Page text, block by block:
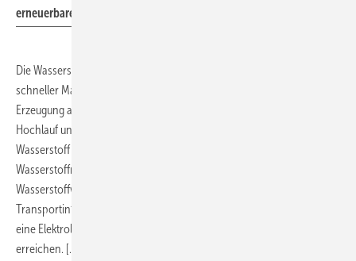
erneuerbarer Energien haben.
Die Wasserstoffstrategie wird 2022 fortgeschrieben. Ziel ist ein
schneller Markthochlauf. Erste Priorität hat die einheimische
Erzeugung auf Basis Erneuerbarer Energien. Für einen schnellen
Hochlauf und bis zu einer günstigen Versorgung mit grünem
Wasserstoff setzen wir auf eine technologieoffene Ausgestaltung der
Wasserstoffregulatorik. Wir wollen den Aufbau einer leistungsfähigen
Wasserstoffwirtschaft und die dafür notwendige Import- und
Transportinfrastruktur möglichst schnell vorantreiben. Wir wollen
eine Elektrolysekapazität von rund 10 Gigawatt im Jahr 2030
erreichen. […] Beim Import von Wasserstoff werden wir die